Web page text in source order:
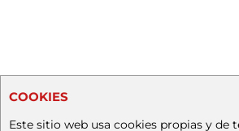
COOKIES
Este sitio web usa cookies propias y de